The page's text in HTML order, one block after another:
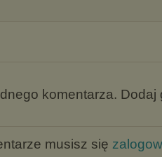
komentarza. Dodaj
musisz się